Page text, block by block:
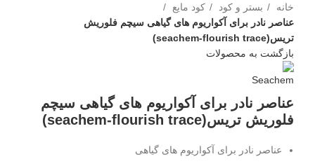
خانه
بستر و کود
کود مایع
عناصر نادر برای آکواریوم های گیاهی سیچم فلوریش
تریس(seachem-flourish trace)
بازگشت به محصولات
عناصر نادر برای آکواریوم های گیاهی سیچم
فلوریش تریس(seachem-flourish trace)
عناصر نادر برای آکواریوم های گیاهی